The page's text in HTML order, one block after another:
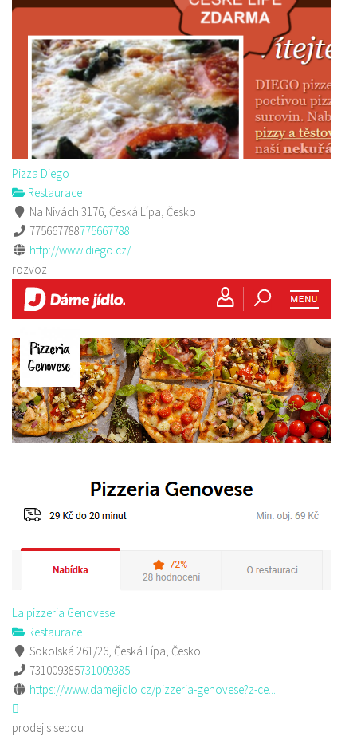
Pizza Diego
Restaurace
Na Nivách 3176, Česká Lípa, Česko
775667788775667788
http://www.diego.cz/
rozvoz
La pizzeria Genovese
Restaurace
Sokolská 261/26, Česká Lípa, Česko
731009385731009385
https://www.damejidlo.cz/pizzeria-genovese?z-ce...
prodej s sebou